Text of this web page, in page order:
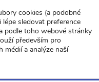
cookies (a podobné
sledovat preference
podle toho webové stránky
především pro
médií a analýze naší